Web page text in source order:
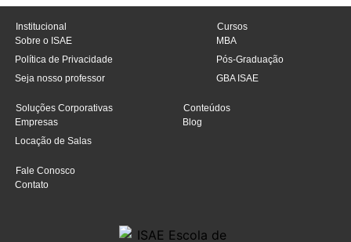
Institucional
Sobre o ISAE
Política de Privacidade
Seja nosso professor
Cursos
MBA
Pós-Graduação
GBA ISAE
Soluções Corporativas
Empresas
Locação de Salas
Conteúdos
Blog
Fale Conosco
Contato